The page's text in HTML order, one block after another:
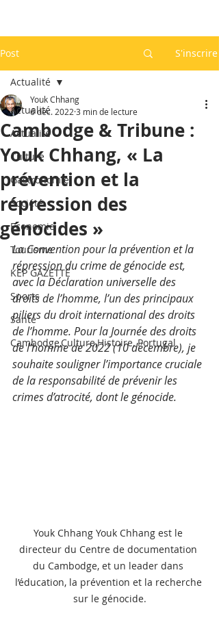
Post S'inscrire
Actualité
Actualité
Culture
Gastronomie
Société
Economie
Tourisme
KEP GAZETTE
Sports
Santé
Cambodge,Culture,Histoire, Portugal
Actualité
Cambodge & Tribune :
Youk Chhang, « La
prévention et la
répression des
génocides »
Youk Chhang
6 déc. 2022 3 min de lecture
La Convention pour la prévention et la
répression du crime de génocide est,
avec la Déclaration universelle des
droits de l’homme, l’un des principaux
piliers du droit international des droits
de l’homme. Pour la Journée des droits
de l’homme de 2022 (10 décembre), je
souhaite souligner l’importance cruciale
de la responsabilité de prévenir les
crimes d’atrocité, dont le génocide.
Youk Chhang Youk Chhang est le
directeur du Centre de documentation
du Cambodge, et un leader dans
l’éducation, la prévention et la recherche
sur le génocide.